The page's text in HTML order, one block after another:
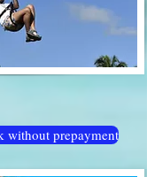
without prepayment